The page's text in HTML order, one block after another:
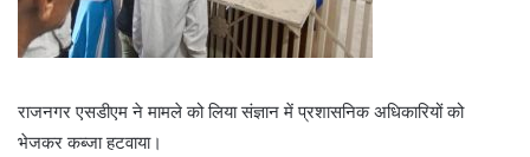
राजनगर एसडीएम ने मामले को लिया संज्ञान में प्रशासनिक अधिकारियों को
भेजकर कब्जा हटवाया।